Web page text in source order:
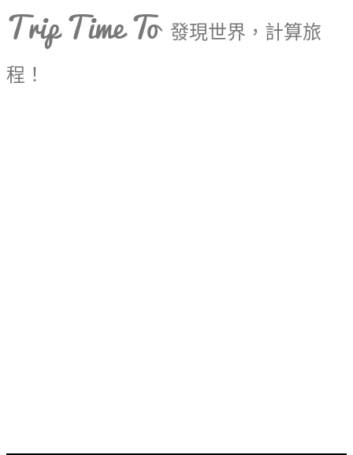
Trip Time To 發現世界，計算旅
程！